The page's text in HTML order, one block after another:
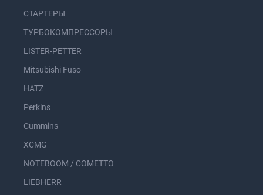
СТАРТЕРЫ
ТУРБОКОМПРЕССОРЫ
LISTER-PETTER
Mitsubishi Fuso
HATZ
Perkins
Cummins
XCMG
NOTEBOOM / COMETTO
LIEBHERR